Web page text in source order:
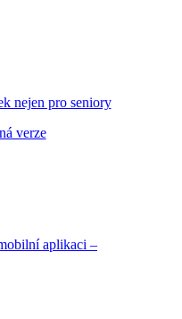
nejen pro seniory
aplikaci –